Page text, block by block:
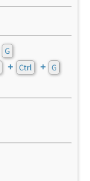
G
+ Ctrl + G